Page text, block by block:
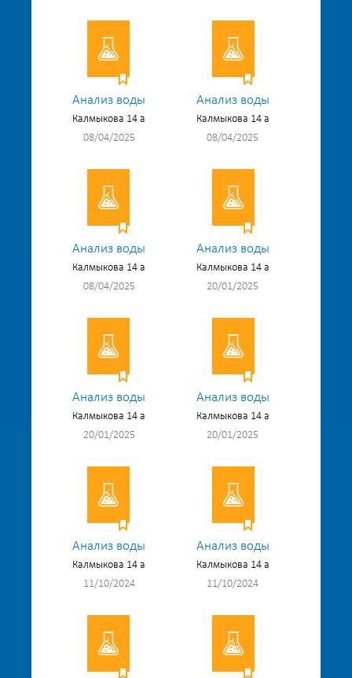
Анализ воды
Калмыкова 14 а
08/04/2025
Анализ воды
Калмыкова 14 а
08/04/2025
Анализ воды
Калмыкова 14 а
08/04/2025
Анализ воды
Калмыкова 14 а
20/01/2025
Анализ воды
Калмыкова 14 а
20/01/2025
Анализ воды
Калмыкова 14 а
20/01/2025
Анализ воды
Калмыкова 14 а
11/10/2024
Анализ воды
Калмыкова 14 а
11/10/2024